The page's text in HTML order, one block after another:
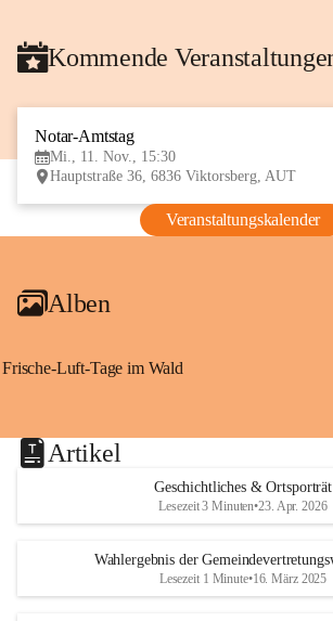
Kommende
Notar-Amtstag
Mi., 11. Nov., 15:30
Hauptstraße 36, 6836 Viktorsberg, AUT
Veranstaltungskalender
Alben
Frische-Luft-Tage im Wald
Artikel
Geschichtliches & Ortsporträt
Lesezeit 3 Minuten•23. Apr. 2026
Wahlergebnis der
Lesezeit 1 Minute•16. März 2025